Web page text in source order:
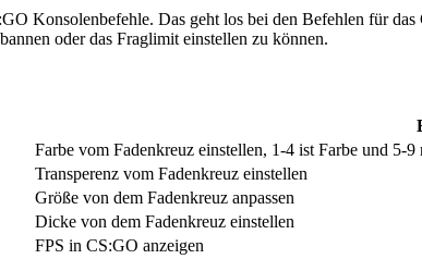
Konsolenbefehle. Das geht los bei den Befehlen für
oder das Fraglimit einstellen zu können.
Farbe vom Fadenkreuz einstellen, 1-4 ist Farbe und 5-9
Transperenz vom Fadenkreuz einstellen
Größe von dem Fadenkreuz anpassen
Dicke von dem Fadenkreuz einstellen
FPS in CS:GO anzeigen